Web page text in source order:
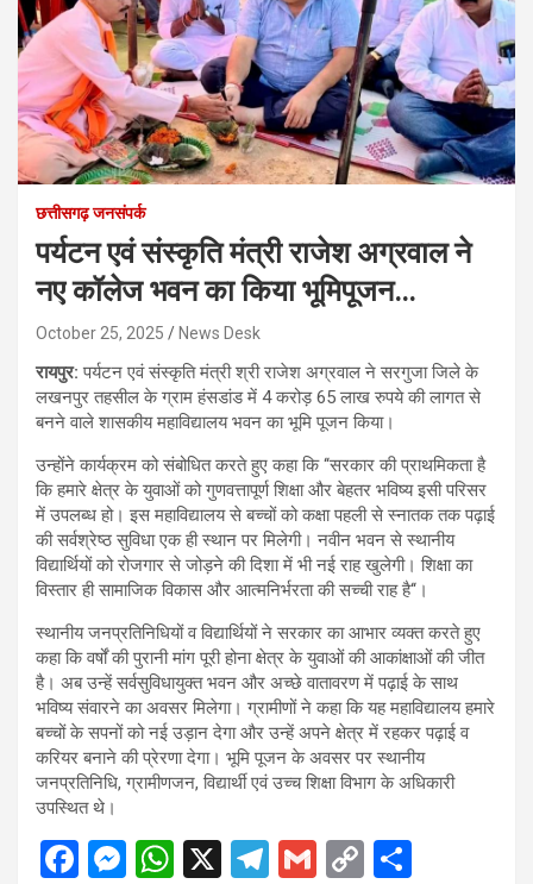
छत्तीसगढ़ जनसंपर्क
पर्यटन एवं संस्कृति मंत्री राजेश अग्रवाल ने
नए कॉलेज भवन का किया भूमिपूजन…
October 25, 2025 News Desk
रायपुर:पर्यटन एवं संस्कृति मंत्री श्री राजेश अग्रवाल ने सरगुजा जिले के
लखनपुर तहसील के ग्राम हंसडांड में 4 करोड़ 65 लाख रुपये की लागत से
बनने वाले शासकीय महाविद्यालय भवन का भूमि पूजन किया।
उन्होंने कार्यक्रम को संबोधित करते हुए कहा कि ‘‘सरकार की प्राथमिकता है
कि हमारे क्षेत्र के युवाओं को गुणवत्तापूर्ण शिक्षा और बेहतर भविष्य इसी परिसर
में उपलब्ध हो। इस महाविद्यालय से बच्चों को कक्षा पहली से स्नातक तक पढ़ाई
की सर्वश्रेष्ठ सुविधा एक ही स्थान पर मिलेगी। नवीन भवन से स्थानीय
विद्यार्थियों को रोजगार से जोड़ने की दिशा में भी नई राह खुलेगी। शिक्षा का
विस्तार ही सामाजिक विकास और आत्मनिर्भरता की सच्ची राह है‘‘।
स्थानीय जनप्रतिनिधियों व विद्यार्थियों ने सरकार का आभार व्यक्त करते हुए
कहा कि वर्षों की पुरानी मांग पूरी होना क्षेत्र के युवाओं की आकांक्षाओं की जीत
है। अब उन्हें सर्वसुविधायुक्त भवन और अच्छे वातावरण में पढ़ाई के साथ
भविष्य संवारने का अवसर मिलेगा। ग्रामीणों ने कहा कि यह महाविद्यालय हमारे
बच्चों के सपनों को नई उड़ान देगा और उन्हें अपने क्षेत्र में रहकर पढ़ाई व
करियर बनाने की प्रेरणा देगा। भूमि पूजन के अवसर पर स्थानीय
जनप्रतिनिधि, ग्रामीणजन, विद्यार्थी एवं उच्च शिक्षा विभाग के अधिकारी
उपस्थित थे।
F
M
W
X
T
G
C